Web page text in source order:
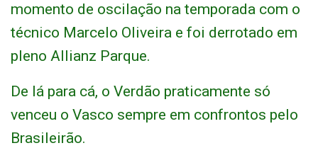
momento de oscilação na temporada com o
técnico Marcelo Oliveira e foi derrotado em
pleno Allianz Parque.
De lá para cá, o Verdão praticamente só
venceu o Vasco sempre em confrontos pelo
Brasileirão.